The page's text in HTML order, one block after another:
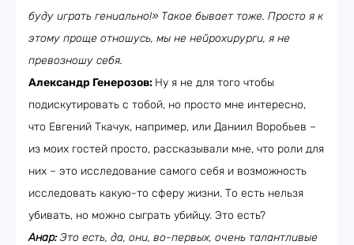
буду играть гениально!» Такое бывает тоже. Просто я к
этому проще отношусь, мы не нейрохирурги, я не
превозношу себя.
Александр Генерозов: Ну я не для того чтобы
подискутировать с тобой, но просто мне интересно,
что Евгений Ткачук, например, или Даниил Воробьев –
из моих гостей просто, рассказывали мне, что роли для
них – это исследование самого себя и возможность
исследовать какую-то сферу жизни. То есть нельзя
убивать, но можно сыграть убийцу. Это есть?
Анар:Это есть, да, они, во-первых, очень талантливые